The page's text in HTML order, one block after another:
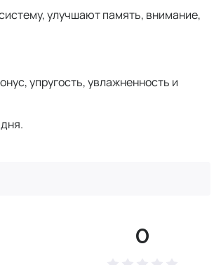
улучшают память, внимание,
упругость, увлажненность и
0